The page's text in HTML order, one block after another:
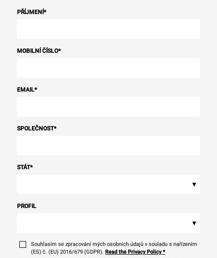
PŘÍJMENÍ *
MOBILNÍ ČÍSLO*
EMAIL*
SPOLEČNOST*
STÁT*
▾
PROFIL
▾
Souhlasím se zpracování mých osobních údajů v souladu s nařízením
(ES) č. (EU) 2016/679 (GDPR). Read the Privacy Policy*